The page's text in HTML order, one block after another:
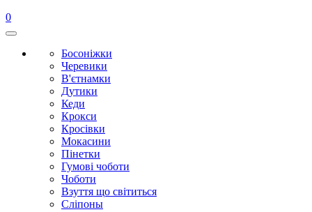
0
Босоніжки
Черевики
В'єтнамки
Дутики
Кеди
Крокси
Кросівки
Мокасини
Пінетки
Гумові чоботи
Чоботи
Взуття що світиться
Сліпоны